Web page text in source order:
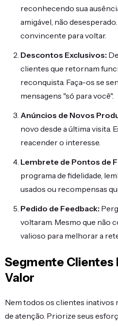
reconhecendo sua
amigável, não
convincente para voltar.
Descontos Exclusivos:
clientes que retornam
reconquista. Faça-os se
mensagens "só para você".
Anúncios de Novos
novo desde a última visita.
reacender o interesse.
Lembrete de Pontos de
programa de fidelidade,
usados ou recompensas
Pedido de Feedback:
voltaram. Mesmo que não
valioso para melhorar a
Segmente Clientes
Valor
Nem todos os clientes inativos
de atenção. Priorize seus